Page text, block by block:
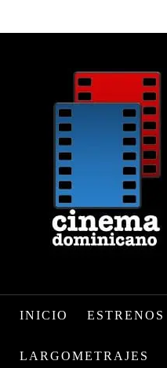
INICIO ESTRENOS
LARGOMETRAJES